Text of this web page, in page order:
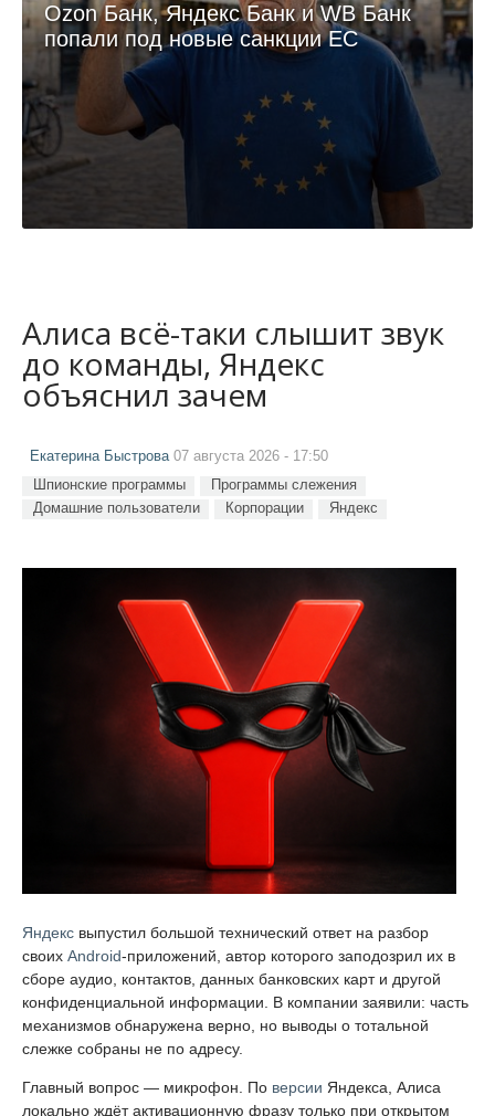
Ozon Банк, Яндекс Банк и WB Банк
попали под новые санкции ЕС
Алиса всё-таки слышит звук
до команды, Яндекс
объяснил зачем
Екатерина Быстрова07 августа 2026 - 17:50
Шпионские программы
Программы слежения
Домашние пользователи
Корпорации Яндекс
Яндекс выпустил большой технический ответ на разбор
своих Android-приложений, автор которого заподозрил их в
сборе аудио, контактов, данных банковских карт и другой
конфиденциальной информации. В компании заявили: часть
механизмов обнаружена верно, но выводы о тотальной
слежке собраны не по адресу.
Главный вопрос — микрофон. По версии Яндекса, Алиса
локально ждёт активационную фразу только при открытом